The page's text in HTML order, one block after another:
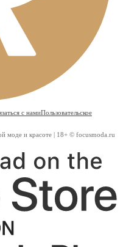
с намиПользовательское
моде и красоте | 18+ © focusmoda.ru